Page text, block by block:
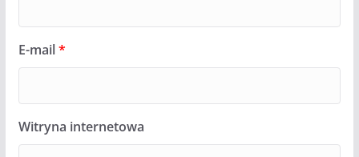
E-mail*
Witryna internetowa